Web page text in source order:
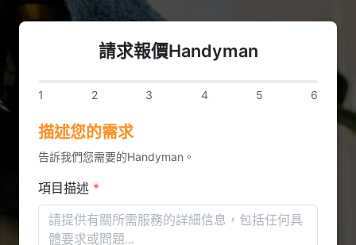
請求報價Handyman
1 2 3 4 5 6
描述您的需求
告訴我們您需要的Handyman。
項目描述 *